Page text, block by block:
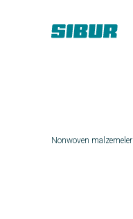
Nonwoven malzemeler